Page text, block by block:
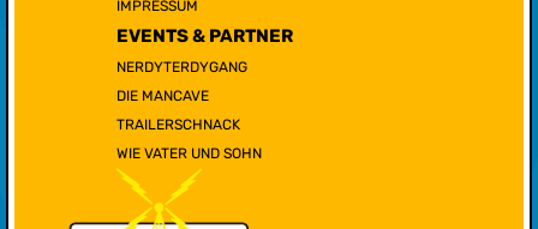
IMPRESSUM
EVENTS & PARTNER
NERDYTERDYGANG
DIE MANCAVE
TRAILERSCHNACK
WIE VATER UND SOHN